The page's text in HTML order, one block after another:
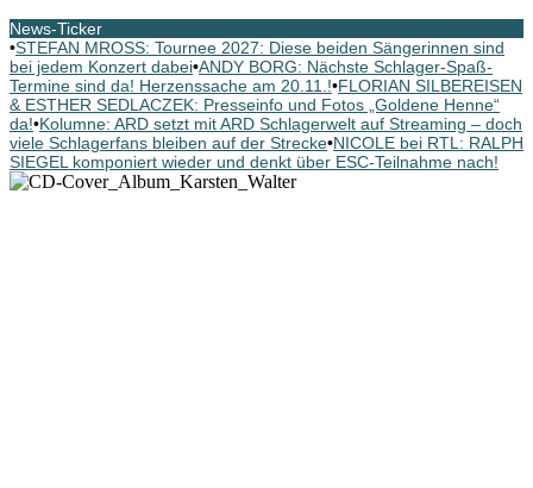
News-Ticker
•STEFAN MROSS: Tournee 2027: Diese beiden Sängerinnen sind
bei jedem Konzert dabei•ANDY BORG: Nächste Schlager-Spaß-
Termine sind da! Herzenssache am 20.11.!•FLORIAN SILBEREISEN
& ESTHER SEDLACZEK: Presseinfo und Fotos „Goldene Henne“
da!•Kolumne: ARD setzt mit ARD Schlagerwelt auf Streaming – doch
viele Schlagerfans bleiben auf der Strecke•NICOLE bei RTL: RALPH
SIEGEL komponiert wieder und denkt über ESC-Teilnahme nach!